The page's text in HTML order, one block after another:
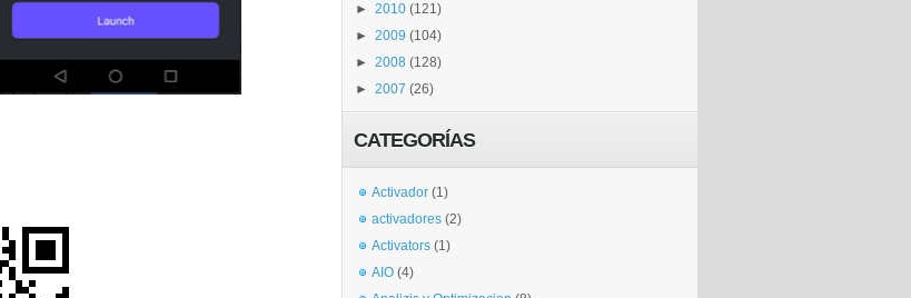
► 2010 (121)
► 2009 (104)
► 2008 (128)
► 2007 (26)
CATEGORÍAS
Activador (1)
activadores (2)
Activators (1)
AIO (4)